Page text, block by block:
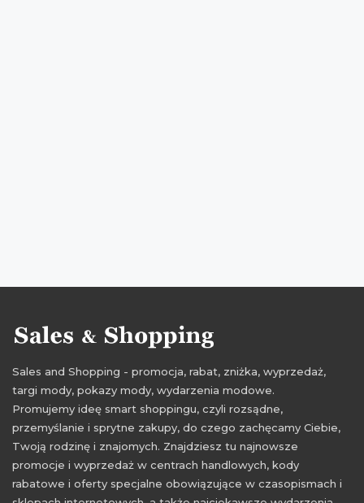
Sales and Shopping - promocja, rabat, zniżka, wyprzedaż,
targi mody, pokazy mody, wydarzenia modowe.
Promujemy ideę smart shoppingu, czyli rozsądne,
przemyślanie i sprytne zakupy, do czego zachęcamy Ciebie,
Twoją rodzinę i znajomych. Znajdziesz tu najnowsze
promocje i wyprzedaż w centrach handlowych, kody
rabatowe i oferty specjalne obowiązujące w czasopismach i